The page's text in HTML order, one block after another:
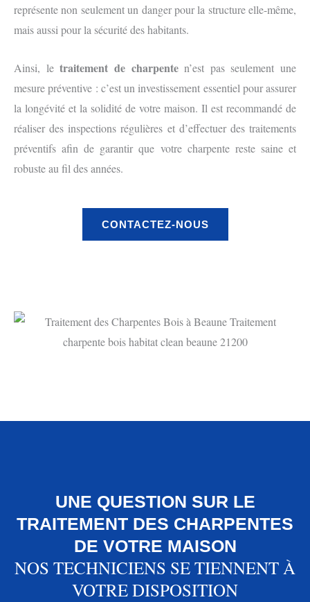
représente non seulement un danger pour la structure elle-même,
mais aussi pour la sécurité des habitants.
Ainsi, letraitement de charpenten’est pas seulement une
mesure préventive : c’est un investissement essentiel pour assurer
la longévité et la solidité de votre maison. Il est recommandé de
réaliser des inspections régulières et d’effectuer des traitements
préventifs afin de garantir que votre charpente reste saine et
robuste au fil des années.
CONTACTEZ-NOUS
UNE QUESTION SUR LE
TRAITEMENT DES CHARPENTES
DE VOTRE MAISON
NOS TECHNICIENS SE TIENNENT À
VOTRE DISPOSITION